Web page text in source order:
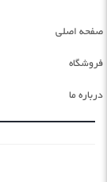
صفحه اصلی
فروشگاه
درباره ما